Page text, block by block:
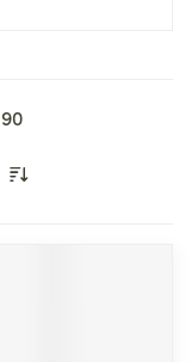
90